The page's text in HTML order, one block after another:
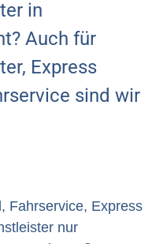
in
Auch für
Express
sind wir
Fahrservice, Express
nur